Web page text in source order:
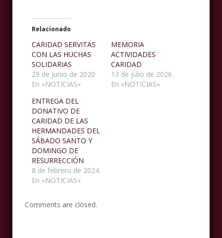
Relacionado
CARIDAD SERVITAS
CON LAS HUCHAS
SOLIDARIAS
29 de junio de 2020
En «NOTICIAS»
MEMORIA
ACTIVIDADES
CARIDAD
13 de julio de 2026
En «NOTICIAS»
ENTREGA DEL
DONATIVO DE
CARIDAD DE LAS
HERMANDADES DEL
SÁBADO SANTO Y
DOMINGO DE
RESURRECCIÓN
8 de febrero de 2024
En «NOTICIAS»
Comments are closed.